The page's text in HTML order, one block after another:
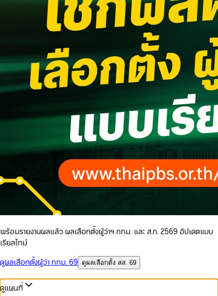
พร้อมรายงานผลแล้ว ผลเลือกตั้งผู้ว่าฯ กทม. และ ส.ก. 2569 อัปเดตแบบ
เรียลไทม์
ดูผลเลือกตั้งผู้ว่า กทม. 69
ดูผลเลือกตั้ง สส. 69
ดูแผนที่